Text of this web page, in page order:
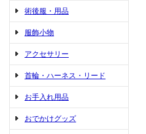
術後服・用品
服飾小物
アクセサリー
首輪・ハーネス・リード
お手入れ用品
おでかけグッズ